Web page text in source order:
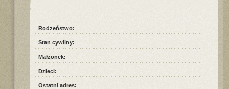
Rodzeństwo:
Stan cywilny:
Małżonek:
Dzieci:
Ostatni adres: